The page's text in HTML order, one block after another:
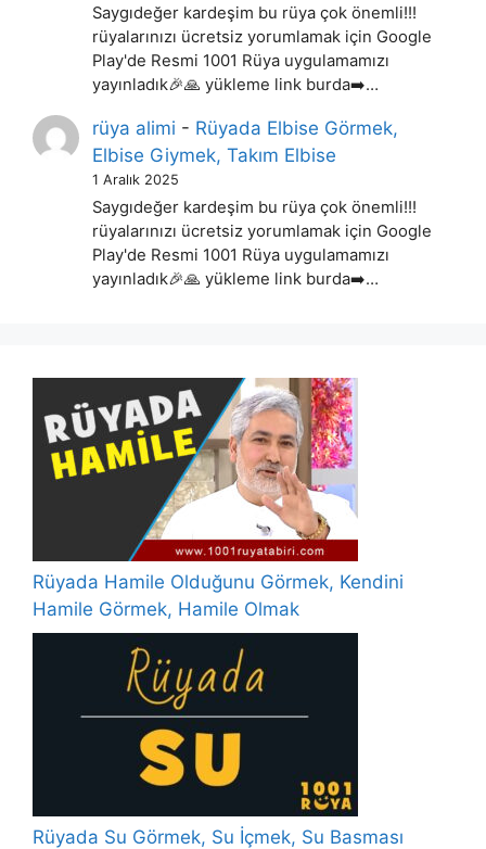
Saygıdeğer kardeşim bu rüya çok önemli!!!
rüyalarınızı ücretsiz yorumlamak için Google
Play'de Resmi 1001 Rüya uygulamamızı
yayınladık🎉🙏 yükleme link burda➡️…
rüya alimi - Rüyada Elbise Görmek,
Elbise Giymek, Takım Elbise
1 Aralık 2025
Saygıdeğer kardeşim bu rüya çok önemli!!!
rüyalarınızı ücretsiz yorumlamak için Google
Play'de Resmi 1001 Rüya uygulamamızı
yayınladık🎉🙏 yükleme link burda➡️…
Rüyada Hamile Olduğunu Görmek, Kendini
Hamile Görmek, Hamile Olmak
Rüyada Su Görmek, Su İçmek, Su Basması